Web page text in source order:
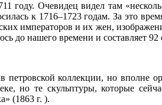
году. Очевидец видел там
к 1716–1723 годам. За это
императоров и их жен,
до нашего времени и составляет 92
петровской коллекции, но
но те скульптуры, которые
(1863 г. ).